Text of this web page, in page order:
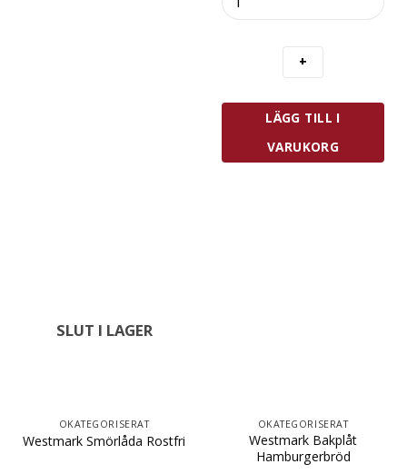
Tratt
LÄGG TILL I
VARUKORG
SLUT I LAGER
OKATEGORISERAT
Westmark Smörlåda Rostfri
OKATEGORISERAT
Westmark Bakplåt
Hamburgerbröd